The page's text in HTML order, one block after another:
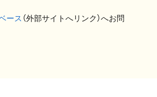
ース （外部サイトへリンク）へお問